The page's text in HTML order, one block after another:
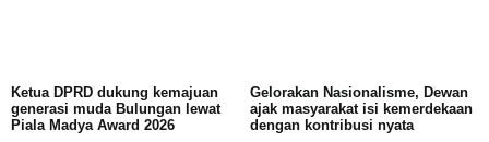
Ketua DPRD dukung kemajuan
generasi muda Bulungan lewat
Piala Madya Award 2026
Gelorakan Nasionalisme, Dewan
ajak masyarakat isi kemerdekaan
dengan kontribusi nyata